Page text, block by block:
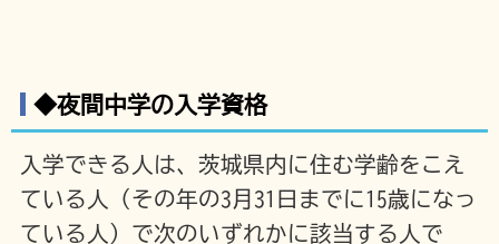
◆夜間中学の入学資格
入学できる人は、茨城県内に住む学齢をこえ
ている人（その年の3月31日までに15歳になっ
ている人）で次のいずれかに該当する人で